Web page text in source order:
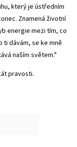
který je ústředním
Znamená životní
energie mezi tím, co
ti dávám, se ke mně
naším světem."
pravosti.